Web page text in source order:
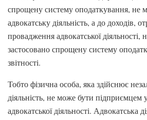
спрощену систему оподаткування, не
адвокатську діяльність, а до доходів,
провадження адвокатської діяльності,
застосовано спрощену систему
звітності.
Тобто фізична особа, яка здійснює
діяльність, не може бути підприємцем
адвокатської діяльності. Адвокатська